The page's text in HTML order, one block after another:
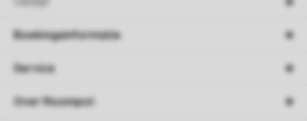
Boekingsinformatie
Service
Over Roompot